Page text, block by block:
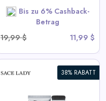
Bis zu 6% Cashback-
Betrag
19,99 $
11,99 $
38% RABATT